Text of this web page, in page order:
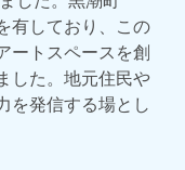
有しており、この
ートスペースを創
した。地元住民や
を発信する場とし